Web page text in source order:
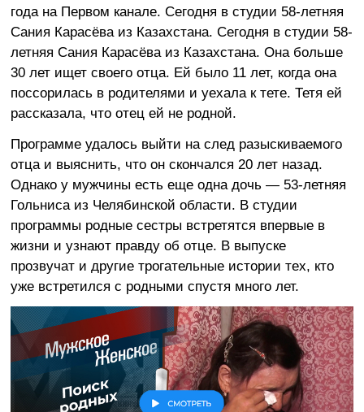
года на Первом канале. Сегодня в студии 58-летняя
Сания Карасёва из Казахстана. Сегодня в студии 58-
летняя Сания Карасёва из Казахстана. Она больше
30 лет ищет своего отца. Ей было 11 лет, когда она
поссорилась в родителями и уехала к тете. Тетя ей
рассказала, что отец ей не родной.
Программе удалось выйти на след разыскиваемого
отца и выяснить, что он скончался 20 лет назад.
Однако у мужчины есть еще одна дочь — 53-летняя
Гольниса из Челябинской области. В студии
программы родные сестры встретятся впервые в
жизни и узнают правду об отце. В выпуске
прозвучат и другие трогательные истории тех, кто
уже встретился с родными спустя много лет.